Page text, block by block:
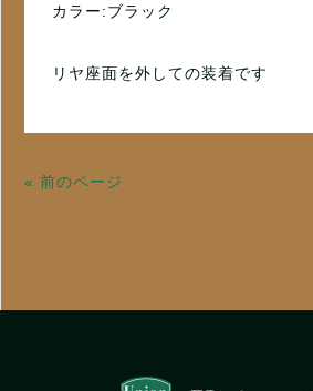
カラー:ブラック
リヤ座面を外しての装着です
« 前のページ